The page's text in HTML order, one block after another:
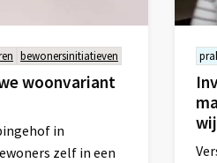
bewonersinitiatieven
woonvariant
in
zelf in een